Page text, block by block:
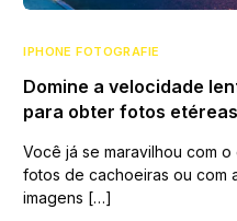
IPHONE FOTOGRAFIE
Domine a velocidade
para obter fotos etéreas
Você já se maravilhou com
fotos de cachoeiras ou com
imagens […]